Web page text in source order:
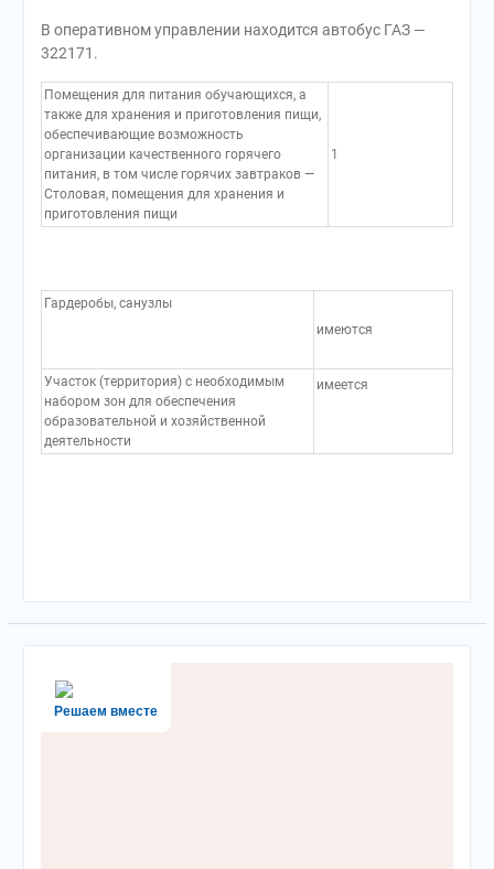
В оперативном управлении находится автобус ГАЗ —
322171.
Помещения для питания обучающихся, а
также для хранения и приготовления пищи,
обеспечивающие возможность
организации качественного горячего
питания, в том числе горячих завтраков —
Столовая, помещения для хранения и
приготовления пищи
1
Гардеробы, санузлы
имеются
Участок (территория) с необходимым
набором зон для обеспечения
образовательной и хозяйственной
деятельности
имеется
Решаем вместе